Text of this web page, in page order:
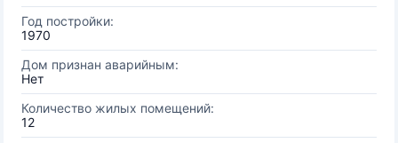
Год постройки:
1970
Дом признан аварийным:
Нет
Количество жилых помещений:
12